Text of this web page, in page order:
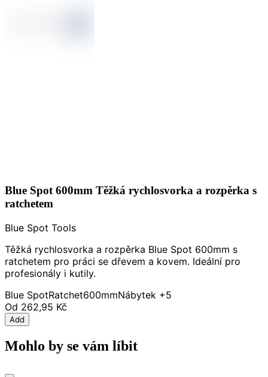
Blue Spot 600mm Těžká rychlosvorka a rozpěrka s
ratchetem
Blue Spot Tools
Těžká rychlosvorka a rozpěrka Blue Spot 600mm s
ratchetem pro práci se dřevem a kovem. Ideální pro
profesionály i kutily.
Blue SpotRatchet600mmNábytek +5
Od 262,95 Kč
Add
Mohlo by se vám líbit